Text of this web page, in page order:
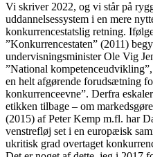
Vi skriver 2022, og vi står på
uddannelsessystem i en mere
konkurrencestatslig retning.
”Konkurrencestaten” (2011)
undervisningsminister Ole Vig
”National
en helt afgørende forudsætning
konkurrenceevne”. Derfra
etikken tilbage – om
(2015) af Peter Kemp m.fl. har
venstrefløj set i en europæisk
ukritisk grad overtaget